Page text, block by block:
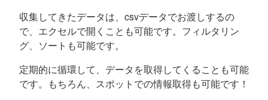
収集してきたデータは、csvデータでお渡しするの
で、エクセルで開くことも可能です。フィルタリン
グ、ソートも可能です。
定期的に循環して、データを取得してくることも可能
です。もちろん、スポットでの情報取得も可能です！